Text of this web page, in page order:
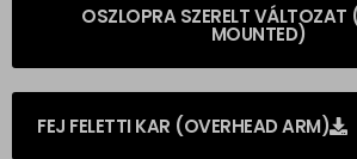
OSZLOPRA SZERELT VÁLTOZAT
MOUNTED)
FEJ FELETTI KAR (OVERHEAD ARM)